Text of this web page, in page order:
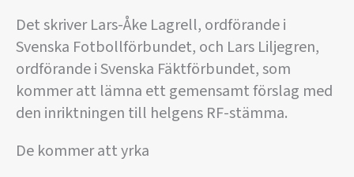
Det skriver Lars-Åke Lagrell, ordförande i
Svenska Fotbollförbundet, och Lars Liljegren,
ordförande i Svenska Fäktförbundet, som
kommer att lämna ett gemensamt förslag med
den inriktningen till helgens RF-stämma.
De kommer att yrka